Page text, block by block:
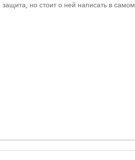
защита, но стоит о ней написать в самом